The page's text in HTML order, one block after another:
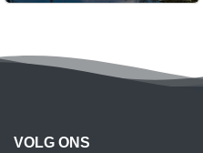
VOLG ONS